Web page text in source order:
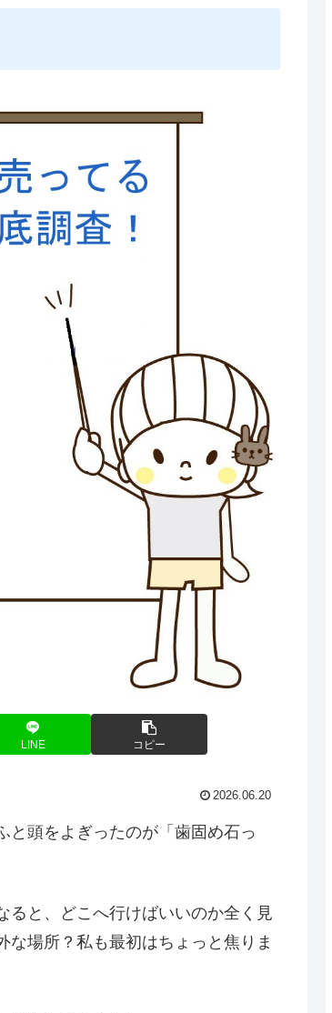
LINE コピー
2026.06.20
と頭をよぎったのが「歯固め石っ
ると、どこへ行けばいいのか全く見
場所？私も最初はちょっと焦りま